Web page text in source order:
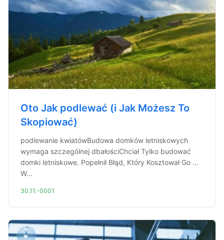
Oto Jak podlewać (i Jak Możesz To
Skopiować)
podlewanie kwiatówBudowa domków letniskowych
wymaga szczególnej dbałościChciał Tylko budować
domki letniskowe. Popełnił Błąd, Który Kosztował Go ...
W...
30.11.-0001